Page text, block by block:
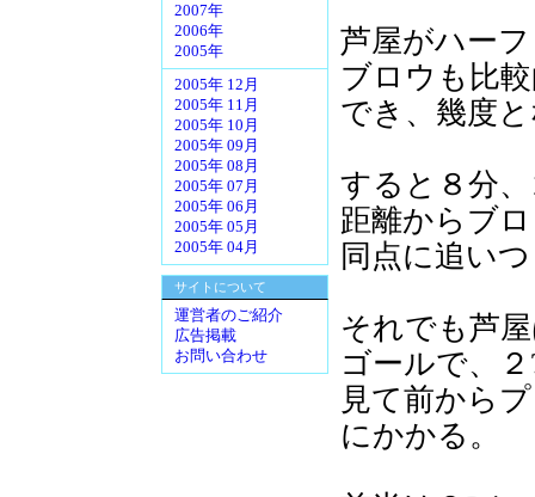
2007年
2006年
2005年
2005年 12月
2005年 11月
2005年 10月
2005年 09月
2005年 08月
2005年 07月
2005年 06月
2005年 05月
2005年 04月
サイトについて
運営者のご紹介
広告掲載
お問い合わせ
芦屋がハー
ブロウも比
でき、幾度
すると８分
距離からブ
同点に追い
それでも芦
ゴールで、
見て前から
にかかる。